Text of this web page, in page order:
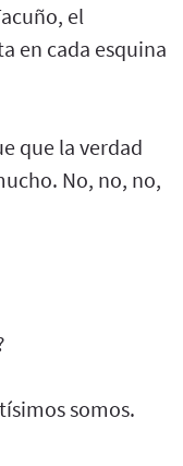
el
en cada esquina
que la verdad
No, no, no,
somos.